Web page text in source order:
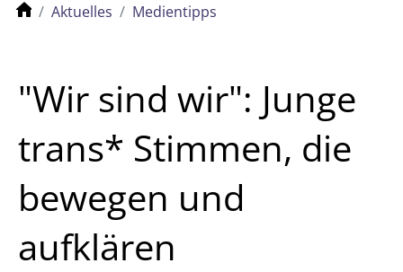
Aktuelles Medientipps
"Wir sind wir": Junge
trans* Stimmen, die
bewegen und
aufklären